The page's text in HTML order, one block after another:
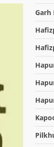
Garh